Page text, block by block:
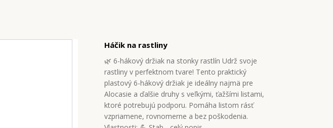
Háčik na rastliny
🌿 6-hákový držiak na stonky rastlín Udrž svoje
rastliny v perfektnom tvare! Tento praktický
plastový 6-hákový držiak je ideálny najmä pre
Alocasie a ďalšie druhy s veľkými, ťažšími listami,
ktoré potrebujú podporu. Pomáha listom rásť
vzpriamene, rovnomerne a bez poškodenia.